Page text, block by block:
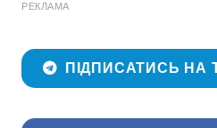
РЕКЛАМА
ПІДПИСАТИСЬ НА